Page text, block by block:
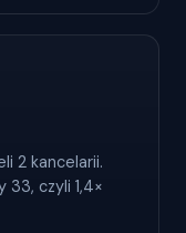
2 kancelarii.
33, czyli 1,4×